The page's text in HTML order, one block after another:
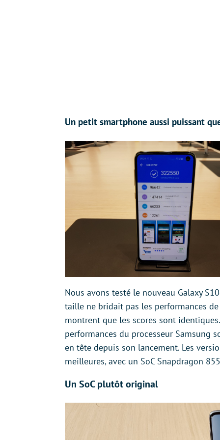
Un petit smartphone aussi puissant
Nous avons testé le nouveau Galaxy
taille ne bridait pas les performances
montrent que les scores sont
performances du processeur Samsung
en tête depuis son lancement. Les
meilleures, avec un SoC Snapdragon
Un SoC plutôt original